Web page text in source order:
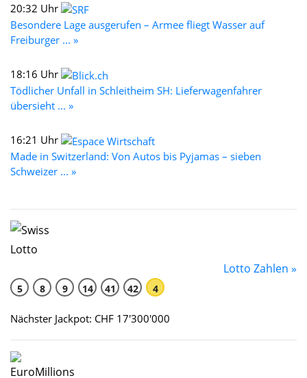
20:32 Uhr
Besondere Lage ausgerufen – Armee fliegt Wasser auf
Freiburger ... »
18:16 Uhr
Tödlicher Unfall in Schleitheim SH: Lieferwagenfahrer
übersieht ... »
16:21 Uhr
Made in Switzerland: Von Autos bis Pyjamas – sieben
Schweizer ... »
Lotto Zahlen »
5 8 9 14 41 42 4
Nächster Jackpot: CHF 17'300'000